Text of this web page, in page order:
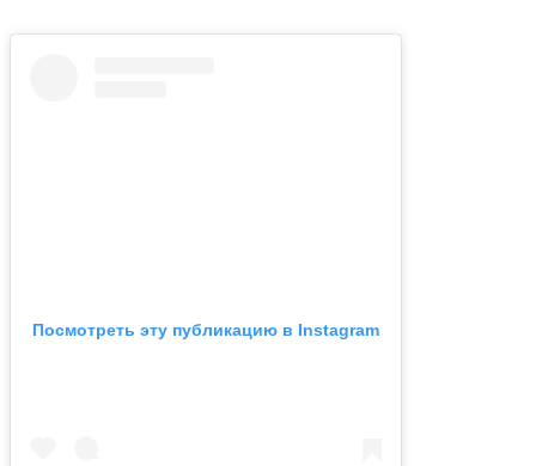
Посмотреть эту публикацию в Instagram